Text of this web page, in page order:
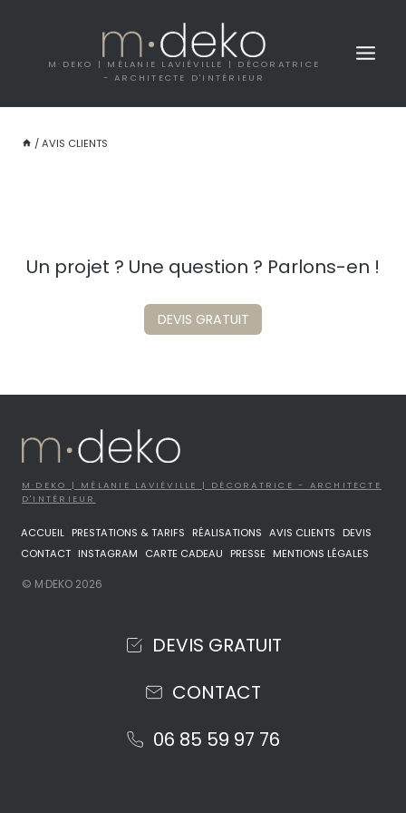
M·DEKO | MÉLANIE LAVIÉVILLE | DÉCORATRICE
- ARCHITECTE D'INTÉRIEUR
/AVIS CLIENTS
Un projet ? Une question ? Parlons-en !
DEVIS GRATUIT
M·DEKO | MÉLANIE LAVIÉVILLE | DÉCORATRICE - ARCHITECTE
D'INTÉRIEUR
ACCUEIL PRESTATIONS & TARIFS RÉALISATIONS AVIS CLIENTS
DEVIS
CONTACT INSTAGRAM CARTE CADEAU PRESSE MENTIONS LÉGALES
© M·DEKO 2026
DEVIS GRATUIT
CONTACT
06 85 59 97 76